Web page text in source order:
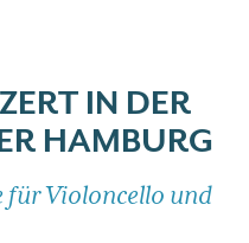
IN DER
HAMBURG
für Violoncello und